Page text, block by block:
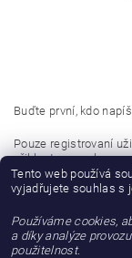
Buďte první, kdo
Pouze registrovaní
přihlaste senebo se
Buďte první, kdo
Přidat hodnocení
Tento web používá
vyjadřujete souhlas s
Používáme cookies,
a díky analýze
použitelnost.